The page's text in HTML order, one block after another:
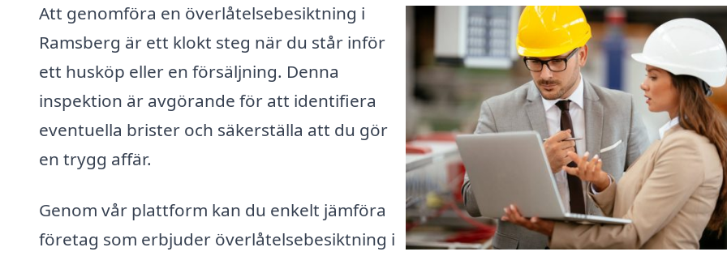
Att genomföra en överlåtelsebesiktning i
Ramsberg är ett klokt steg när du står inför
ett husköp eller en försäljning. Denna
inspektion är avgörande för att identifiera
eventuella brister och säkerställa att du gör
en trygg affär.
Genom vår plattform kan du enkelt jämföra
företag som erbjuder överlåtelsebesiktning i